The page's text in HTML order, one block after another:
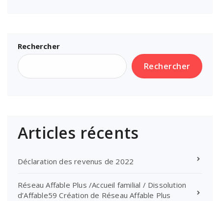
Rechercher
Rechercher
Articles récents
Déclaration des revenus de 2022
Réseau Affable Plus /Accueil familial / Dissolution
d’Affable59 Création de Réseau Affable Plus